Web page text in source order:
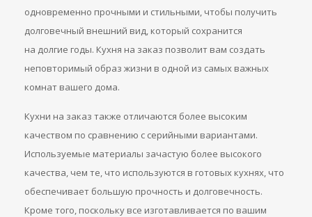
одновременно прочными и стильными, чтобы получить
долговечный внешний вид, который сохранится
на долгие годы. Кухня на заказ позволит вам создать
неповторимый образ жизни в одной из самых важных
комнат вашего дома.
Кухни на заказ также отличаются более высоким
качеством по сравнению с серийными вариантами.
Используемые материалы зачастую более высокого
качества, чем те, что используются в готовых кухнях, что
обеспечивает большую прочность и долговечность.
Кроме того, поскольку все изготавливается по вашим